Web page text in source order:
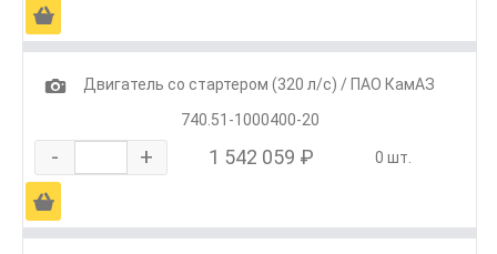
Ä
1
Двигатель со стартером (320 л/с) / ПАО КамАЗ
740.51-1000400-20
- + 1 542 059 ₽ 0 шт.
Ä